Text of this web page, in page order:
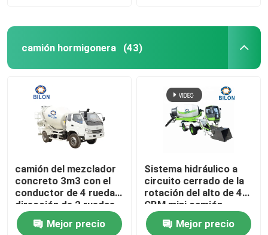
camión hormigonera (43)
camión del mezclador
concreto 3m3 con el
conductor de 4 ruedas,
dirección de 2 ruedas
Mejor precio
Sistema hidráulico a
circuito cerrado de la
rotación del alto de 4
CBM mini camión
eficiente del mezclador
concretoMejor precio